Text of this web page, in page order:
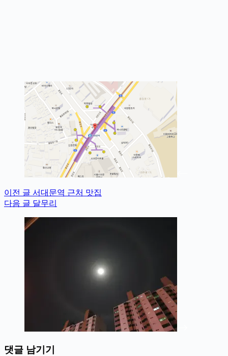
이전 글 서대문역 근처 맛집
다음 글 달무리
댓글 남기기